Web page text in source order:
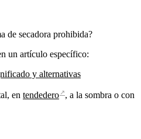
de secadora prohibida?
un artículo específico:
y alternativas
en tendedero ↗, a la sombra o con